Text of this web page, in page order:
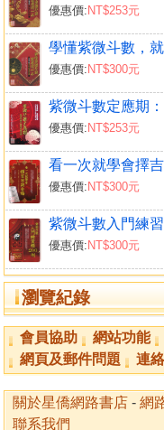
優惠價: NT$253元
優惠價: NT$300元
紫微斗數定應期
優惠價: NT$253元
看一次就學會擇
優惠價: NT$300元
紫微斗數入門練
優惠價: NT$300元
瀏覽紀錄
會員協助 網站功能
網頁及郵件問題
連
關於星僑網路書店 - 網
聯系我們